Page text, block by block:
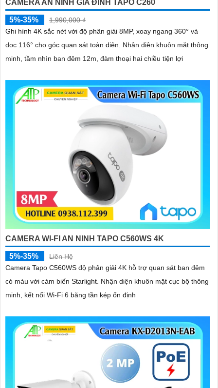
CAMERA AN NINH GIA ĐÌNH TAPO C260
5%-35%
1,990,000 ₫
Ghi hình 4K sắc nét với độ phân giải 8MP, xoay ngang 360° và
dọc 116° cho góc quan sát toàn diện. Nhận diện khuôn mặt thông
minh, tầm nhìn ban đêm 12m, đàm thoại hai chiều tiện lợi
CAMERA WI-FI AN NINH TAPO C560WS 4K
5%-35%
Liên Hệ
Camera Tapo C560WS độ phân giải 4K hỗ trợ quan sát ban đêm
có màu với cảm biến Starlight. Nhận diện khuôn mặt cục bộ thông
minh, kết nối Wi-Fi 6 băng tần kép ổn định